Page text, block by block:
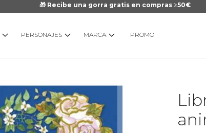
🎁 Recibe una gorra gratis en compras ≥50€
PERSONAJES MARCA PROMO